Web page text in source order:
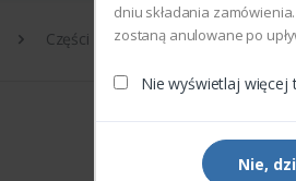
dniu składania
zostaną anulowane po
Nie wyświetlaj więcej
Nie,
Części do drukarek i kopiarek